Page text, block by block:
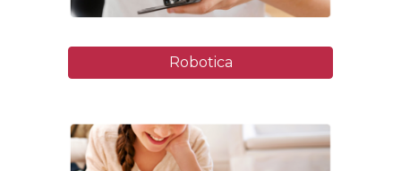
Robotica